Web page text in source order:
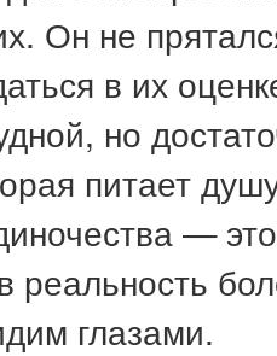
Он не
в их
но
питает
—
реальность
глазами.